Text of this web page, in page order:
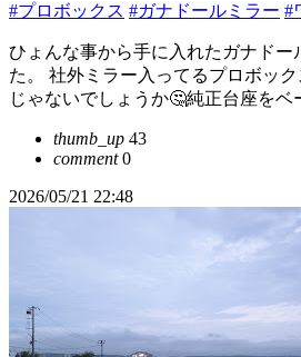
#プロボックス #ガナドールミラー #
ひょんな事から手に入れたガナドー
た。 社外ミラー入ってるプロボッ
じゃないでしょうか🤔純正台座をベ
thumb_up 43
comment0
2026/05/21 22:48